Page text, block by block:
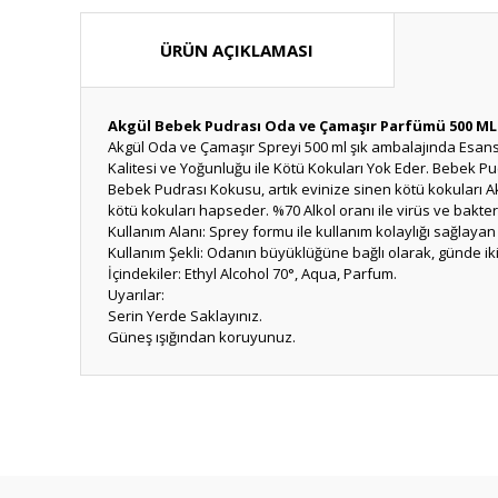
ÜRÜN AÇIKLAMASI
Akgül Bebek Pudrası Oda ve Çamaşır Parfümü 500 ML
Akgül Oda ve Çamaşır Spreyi 500 ml şık ambalajında
Kalitesi ve Yoğunluğu ile Kötü Kokuları Yok Eder. Bebek
Bebek Pudrası Kokusu, artık evinize sinen kötü kokuları
kötü kokuları hapseder. %70 Alkol oranı ile virüs ve
Kullanım Alanı: Sprey formu ile kullanım kolaylığı
Kullanım Şekli: Odanın büyüklüğüne bağlı olarak, günde
İçindekiler: Ethyl Alcohol 70°, Aqua, Parfum.
Uyarılar:
Serin Yerde Saklayınız.
Güneş ışığından koruyunuz.